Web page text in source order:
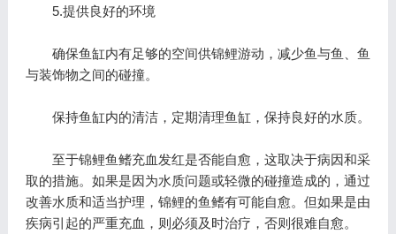
5.提供良好的环境
确保鱼缸内有足够的空间供锦鲤游动，减少鱼与鱼、鱼
与装饰物之间的碰撞。
保持鱼缸内的清洁，定期清理鱼缸，保持良好的水质。
至于锦鲤鱼鳍充血发红是否能自愈，这取决于病因和采
取的措施。如果是因为水质问题或轻微的碰撞造成的，通过
改善水质和适当护理，锦鲤的鱼鳍有可能自愈。但如果是由
疾病引起的严重充血，则必须及时治疗，否则很难自愈。